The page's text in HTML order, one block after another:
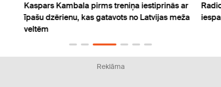
Kaspars Kambala pirms treniņa iestiprinās ar
īpašu dzērienu, kas gatavots no Latvijas meža
veltēm
Reklāma